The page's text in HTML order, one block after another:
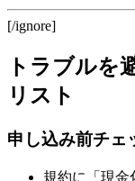
[/ignore]
トラブルを
リスト
申し込み前チェ
規約に「現金